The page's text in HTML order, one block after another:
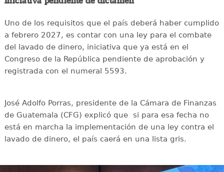
Uno de los requisitos que el país deberá haber cumplido
a febrero 2027, es contar con una ley para el combate
del lavado de dinero, iniciativa que ya está en el
Congreso de la República pendiente de aprobación y
registrada con el numeral 5593.
José Adolfo Porras, presidente de la Cámara de Finanzas
de Guatemala (CFG) explicó que si para esa fecha no
está en marcha la implementación de una ley contra el
lavado de dinero, el país caerá en una lista gris.